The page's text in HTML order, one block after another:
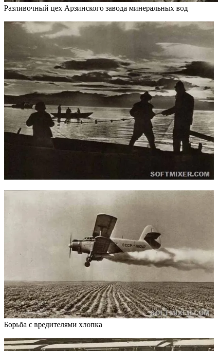
Разливочный цех Арзинского завода минеральных вод
Борьба с вредителями хлопка